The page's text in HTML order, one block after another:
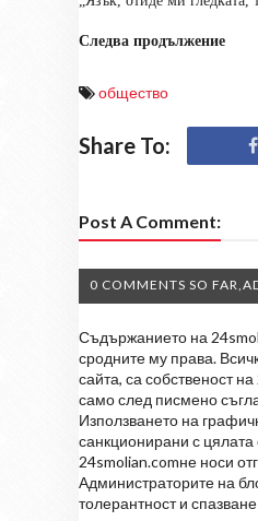
Следва продължение
общество
Share To:
Post A Comment:
0 COMMENTS SO
Съдържанието на
сродните му права.
сайта, са собственост
само след писмено
Използването на
санкционирани с цялата
24smolian.comне носи
Администраторите на
толерантност и